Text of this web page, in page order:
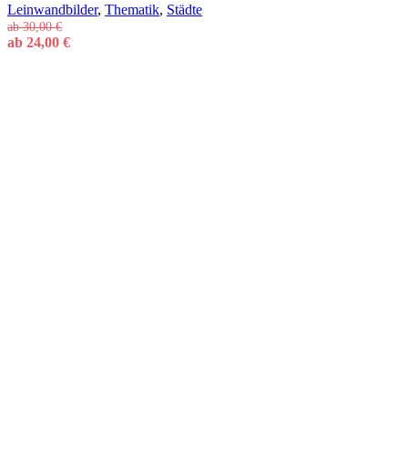
Leinwandbilder, Thematik, Städte
ab30,00€
ab 24,00 €